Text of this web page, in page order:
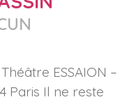
ESSAION –
Paris Il ne reste